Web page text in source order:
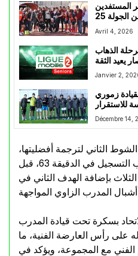
المستفدين
الجولة 25
Avril 4, 2026
الذهاب
يعيد الثقة
Janvier 2,
زموري
للاستقرار
Décembre 14,
الثاني لترجمة أفضليتها،
حيث افتتح هشام مختار باب التسجيل في الدقيقة 63، قبل
بإضافة الهدف الثاني في
لاتحاد بسكرة تحت قيادة المدرب
على رأس العارضة الفنية، ما
مع المجموعة، ويؤكد في